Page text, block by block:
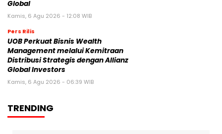
Global
Kamis, 6 Agu 2026 - 12:08 WIB
Pers Rilis
UOB Perkuat Bisnis Wealth
Management melalui Kemitraan
Distribusi Strategis dengan Allianz
Global Investors
Kamis, 6 Agu 2026 - 06:39 WIB
TRENDING